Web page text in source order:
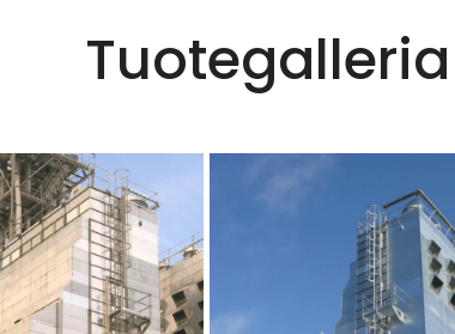
Tuotegalleria